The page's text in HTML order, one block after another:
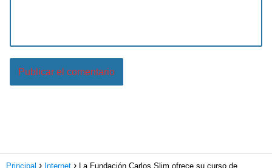
Principal Internet
La Fundación Carlos Slim ofrece su curso de